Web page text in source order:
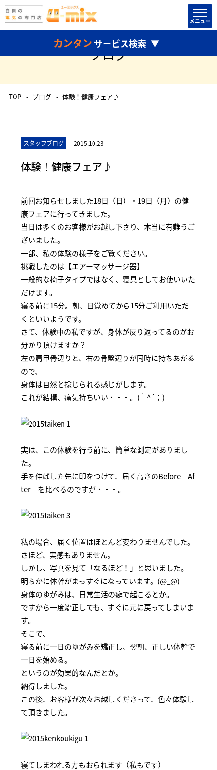
カンタン サービス検索
どちらかだけ選択して検索することもできます。
ブログ
TOP ブログ 体験！健康フェア♪
スタッフブログ 2015.10.23
体験！健康フェア♪
前回お知らせしました18日（日）・19日（月）の健
康フェアに行ってきました。
当日は多くのお客様がお越し下さり、本当に有難うご
ざいました。
一部、私の体験の様子をご覧ください。
挑戦したのは【エアーマッサージ器】
一般的な椅子タイプではなく、寝具としてお使いいた
だけます。
寝る前に15分。朝、目覚めてから15分ご利用いただ
くといいようです。
さて、体験中の私ですが、身体が反り返ってるのがお
分かり頂けますか？
左の肩甲骨辺りと、右の骨盤辺りが同時に持ちあがる
ので、
身体は自然と捻じられる感じがします。
これが結構、痛気持ちいい・・・。(｀^´；)
実は、この体験を行う前に、簡単な測定がありまし
た。
手を伸ばした先に印をつけて、届く高さのBefore Af
ter を比べるのですが・・・。
私の場合、届く位置はほとんど変わりませんでした。
さほど、実感もありません。
しかし、写真を見て「なるほど！」と思いました。
明らかに体幹がまっすぐになっています。(@_@)
身体のゆがみは、日常生活の癖で起こるとか。
ですから一度矯正しても、すぐに元に戻ってしまいま
す。
そこで、
寝る前に一日のゆがみを矯正し、翌朝、正しい体幹で
一日を始める。
というのが効果的なんだとか。
納得しました。
この後、お客様が次々お越しくださって、色々体験し
て頂きました。
寝てしまわれる方もおられます（私もです）